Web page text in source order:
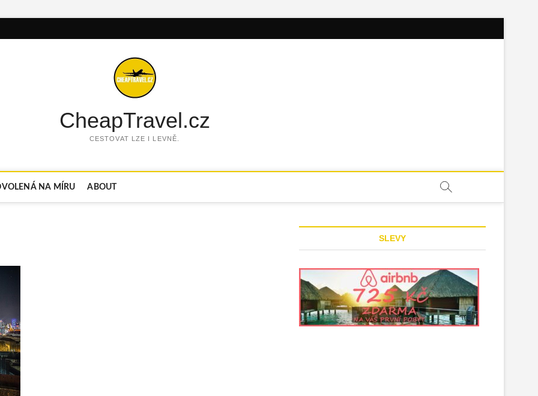
CheapTravel.cz
CESTOVAT LZE I LEVNĚ.
NA MÍRU ABOUT
SLEVY